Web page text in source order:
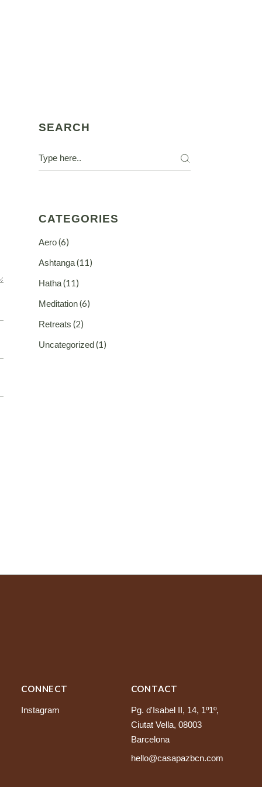
SEARCH
CATEGORIES
Aero(6)
Ashtanga(11)
Hatha(11)
Meditation(6)
Retreats (2)
Uncategorized(1)
CONNECT
Instagram
CONTACT
Pg. d'Isabel II, 14, 1º1º,
Ciutat Vella, 08003
Barcelona
hello@casapazbcn.com